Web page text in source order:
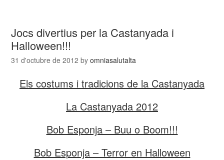
Jocs divertius per la Castanyada i
Halloween!!!
31 d'octubre de 2012 byomniasalutalta
Els costums i tradicions de la Castanyada
La Castanyada 2012
Bob Esponja – Buu o Boom!!!
Bob Esponja – Terror en Halloween